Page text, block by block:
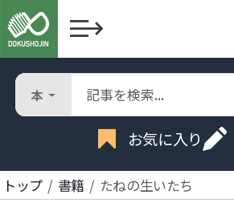
本
お気に入り
トップ 書籍 たねの生いたち